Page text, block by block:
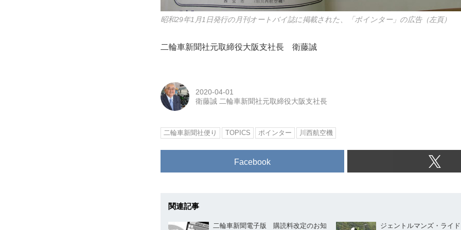
昭和29年1月1日発行の月刊オートバイ誌に掲載された、「ポインター」の広告（左頁）
二輪車新聞社元取締役大阪支社長 衛藤誠
2020-04-01
衛藤誠 二輪車新聞社元取締役大阪支社長
二輪車新聞社便り TOPICS ポインター 川西航空機
Facebook
関連記事
二輪車新聞電子版 購読料改定のお知 ジェントルマンズ・ライ